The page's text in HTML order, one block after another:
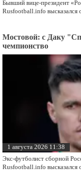
Бывший вице-президент
Rusfootball.info высказался
Мостовой: с Даку
чемпионство
1 августа 2026 11:38
Экс-футболист сборной
Rusfootball.info